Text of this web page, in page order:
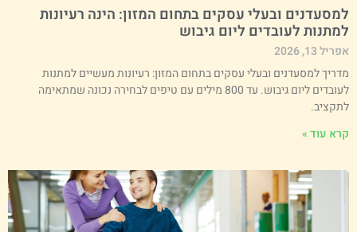
ובעלי עסקים בתחום המזון: הינה רעיונות
לעובדים ליום גיבוש
13, 2026
למסעדנים ובעלי עסקים בתחום המזון: רעיונות מעשיים למתנות
לעובדים ליום גיבוש. עד 800 מילים עם טיפים לבחירה נכונה שמתאימה
עוד »